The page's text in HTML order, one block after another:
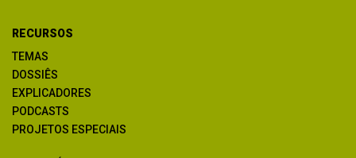
RECURSOS
TEMAS
DOSSIÊS
EXPLICADORES
PODCASTS
PROJETOS ESPECIAIS